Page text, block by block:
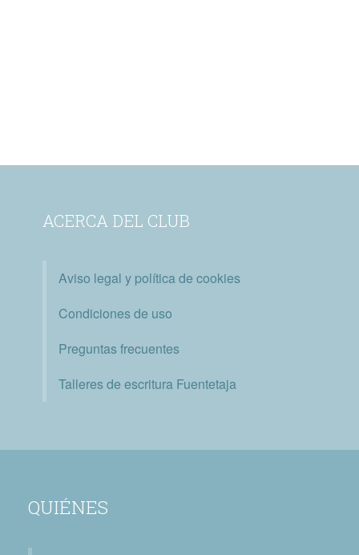
ACERCA DEL CLUB
Aviso legal y política de cookies
Condiciones de uso
Preguntas frecuentes
Talleres de escritura Fuentetaja
QUIÉNES